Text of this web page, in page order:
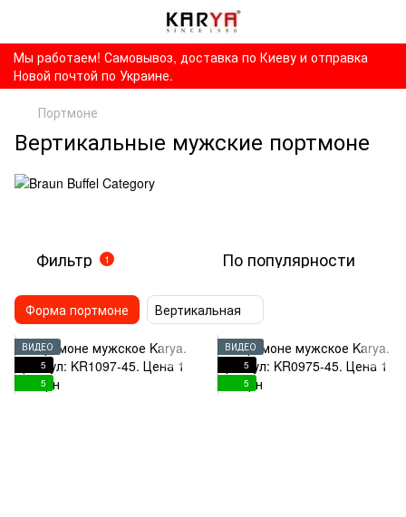
Мы работаем! Самовывоз, доставка по Киеву и отправка
Новой почтой по Украине.
Портмоне
Вертикальные мужские портмоне
Фильтр 1 По популярности
Форма портмоне Вертикальная
ВИДЕО
5
5
ВИДЕО
5
5